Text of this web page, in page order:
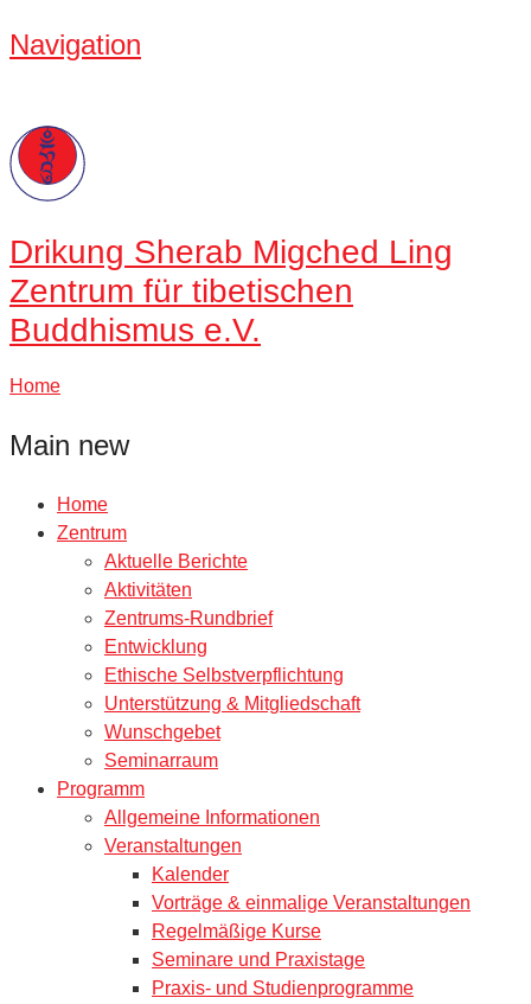
Navigation
Drikung Sherab Migched Ling
Zentrum für tibetischen
Buddhismus e.V.
Home
Main new
Home
Zentrum
Aktuelle Berichte
Aktivitäten
Zentrums-Rundbrief
Entwicklung
Ethische Selbstverpflichtung
Unterstützung & Mitgliedschaft
Wunschgebet
Seminarraum
Programm
Allgemeine Informationen
Veranstaltungen
Kalender
Vorträge & einmalige Veranstaltungen
Regelmäßige Kurse
Seminare und Praxistage
Praxis- und Studienprogramme